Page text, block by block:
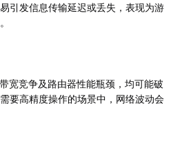
引发信息传输延迟或丢失，表现为游
宽竞争及路由器性能瓶颈，均可能破
要高精度操作的场景中，网络波动会